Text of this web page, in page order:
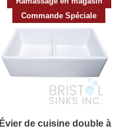
Commande Spéciale
Évier de cuisine double à